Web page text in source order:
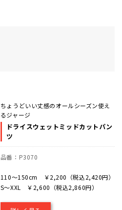
ちょうどいい丈感のオールシーズン使え
るジャージ
ドライスウェットミッドカットパン
ツ
品番：P3070
110～150cm ￥2,200（税込2,420円）
S～XXL ￥2,600（税込2,860円）